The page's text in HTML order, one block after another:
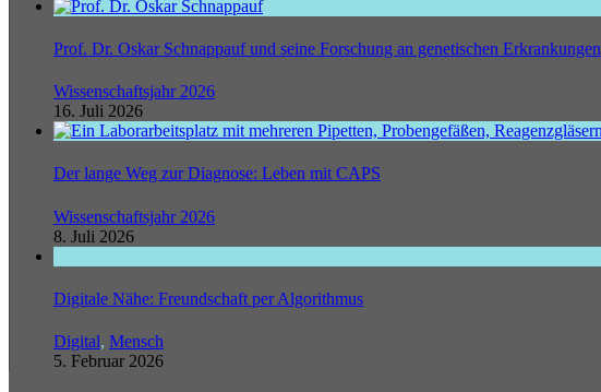
Prof. Dr. Oskar Schnappauf und seine Forschung an genetischen Erkrankungen
Wissenschaftsjahr 2026
16. Juli 2026
Der lange Weg zur Diagnose: Leben mit CAPS
Wissenschaftsjahr 2026
8. Juli 2026
Digitale Nähe: Freundschaft per Algorithmus
Digital, Mensch
5. Februar 2026